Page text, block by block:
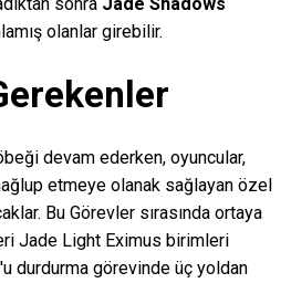
olanlar girebilir.
devam ederken, oyuncular,
etmeye olanak sağlayan özel
Bu Görevler sırasında ortaya
Jade Light Eximus birimleri
durdurma görevinde üç yoldan